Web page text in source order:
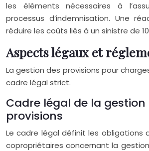
les éléments nécessaires à
processus d’indemnisation. Une
réduire les coûts liés à un sinistre de
Aspects légaux et
La gestion des provisions pour
cadre légal strict.
Cadre légal de la gestion
provisions
Le cadre légal définit les obligations
copropriétaires concernant la